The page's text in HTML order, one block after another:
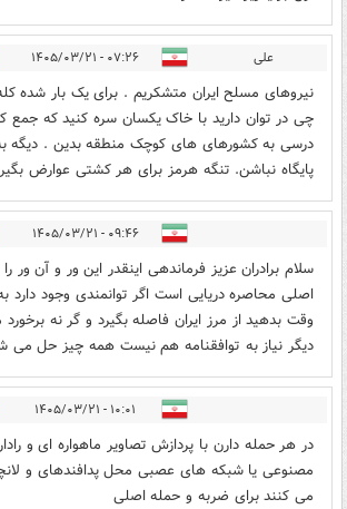
علی ۰۷:۲۶ - ۱۴۰۵/۰۳/۲۱
نیروهای مسلح ایران متشکریم . برای یک بار شده کله
چی در توان دارید با خاک یکسان سره کنید که
درسی به کشورهای های کوچک منطقه بدین . دیگه
پايگاه نباشن. تنگه هرمز برای هر کشتی عوارض
۰۹:۴۶ - ۱۴۰۵/۰۳/۲۱
سلام برادران عزیز فرماندهی اینقدر این ور و آن ور
وقت بدهید از مرز ایران فاصله بگیرد و گر نه برخورد
دیگر نیاز به توافقنامه هم نیست همه چیز حل می
۱۰:۰۱ - ۱۴۰۵/۰۳/۲۱
در هر حمله دارن با پردازش تصاویر ماهواره ای و
مصنوعی یا شبکه های عصبی محل پدافندهای و
می کنند برای ضربه و حمله اصلی